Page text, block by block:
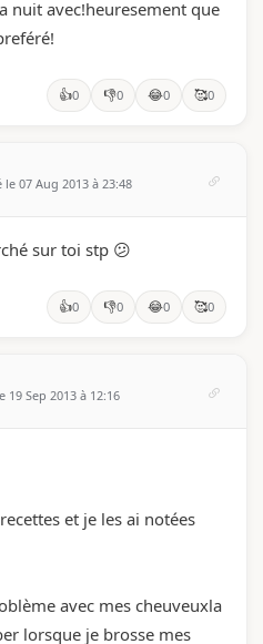
nuit avec!heuresement que
👍0 👎0 😂0 🥰0
le 07 Aug 2013 à 23:48
sur toi stp 😕
👍0 👎0 😂0 🥰0
19 Sep 2013 à 12:16
et je les ai notées
avec mes cheuveuxla
lorsque je brosse mes